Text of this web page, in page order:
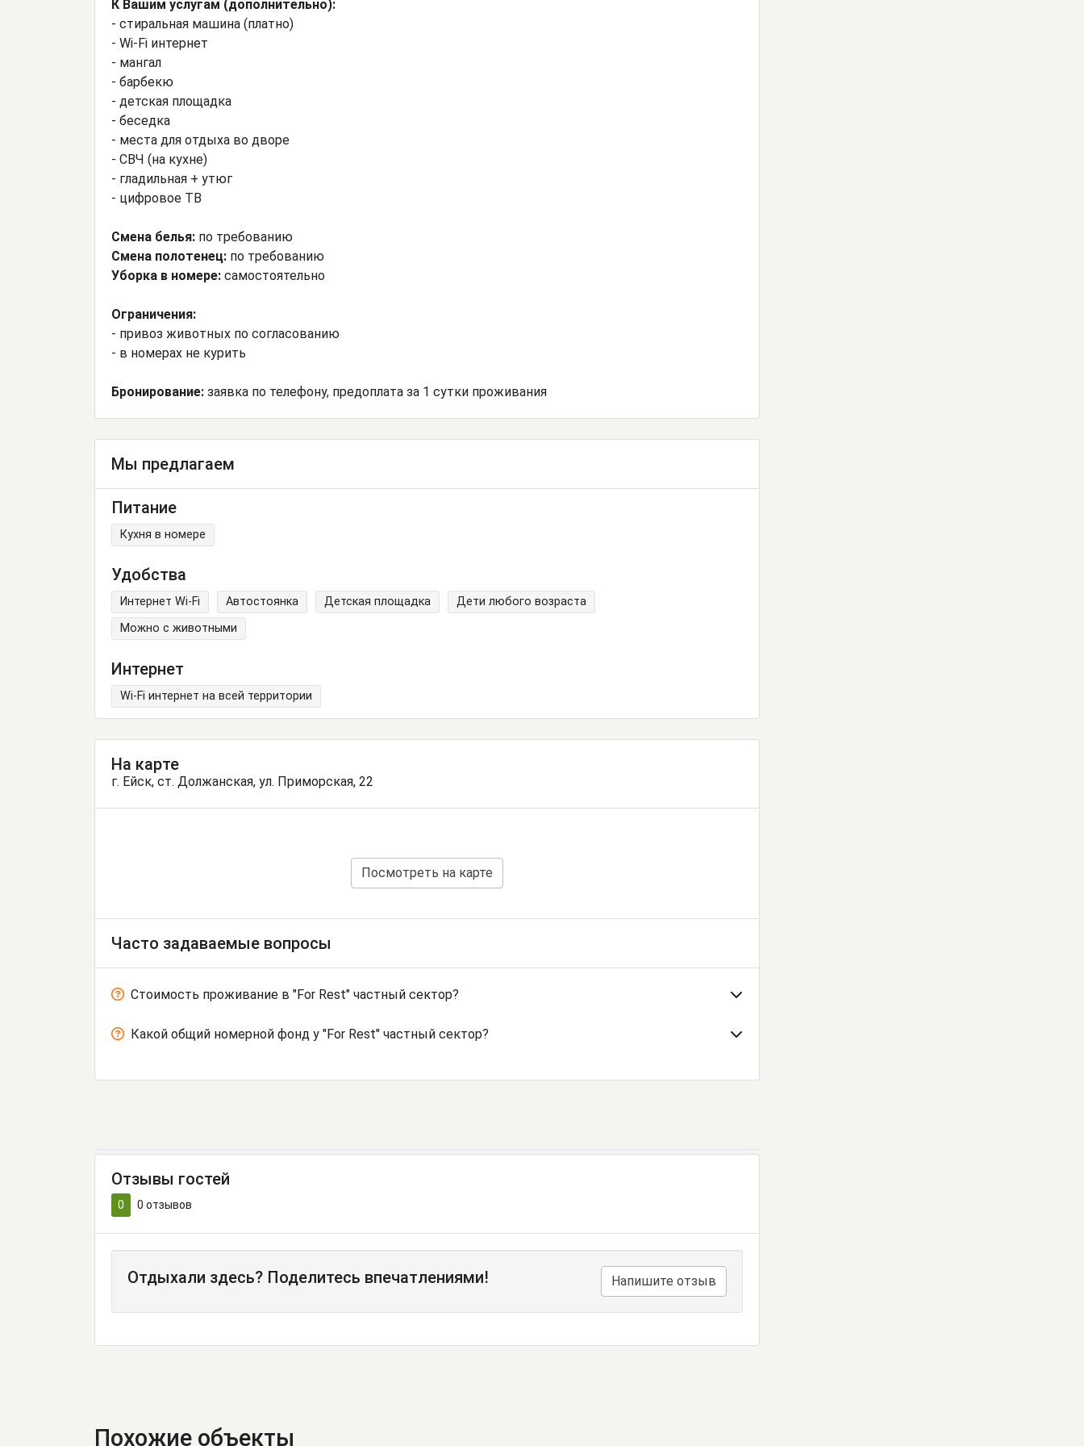
К Вашим услугам (дополнительно):
- стиральная машина (платно)
- Wi-Fi интернет
- мангал
- барбекю
- детская площадка
- беседка
- места для отдыха во дворе
- СВЧ (на кухне)
- гладильная + утюг
- цифровое ТВ
Смена белья: по требованию
Смена полотенец: по требованию
Уборка в номере: самостоятельно
Ограничения:
- привоз животных по согласованию
- в номерах не курить
Бронирование: заявка по телефону, предоплата за 1 сутки проживания
Мы предлагаем
Питание
Кухня в номере
Удобства
Интернет Wi-Fi Автостоянка Детская площадка
Дети любого возраста
Можно с животными
Интернет
Wi-Fi интернет на всей территории
На карте
г. Ейск, ст. Должанская, ул. Приморская, 22
Посмотреть на карте
Часто задаваемые вопросы
Стоимость проживание в "For Rest" частный сектор?
Какой общий номерной фонд у "For Rest" частный сектор?
Отзывы гостей
0 0 отзывов
Отдыхали здесь? Поделитесь впечатлениями! Напишите отзыв
Похожие объекты